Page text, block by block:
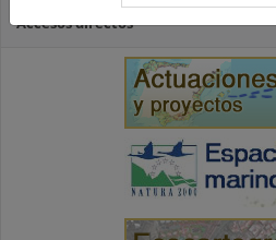
Accesos directos